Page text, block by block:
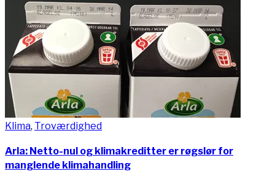
Klima, Troværdighed
Arla: Netto-nul og klimakreditter er røgslør for
manglende klimahandling